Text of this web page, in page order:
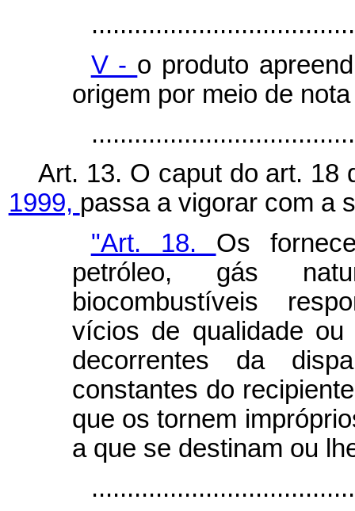
V - o produto
origem por meio de
Art. 13. O caput do art. 18
1999, passa a vigorar com a
"Art. 18. Os
petróleo, gás
biocombustíveis
vícios de qualidade ou
decorrentes da
constantes do
que os tornem
a que se destinam ou